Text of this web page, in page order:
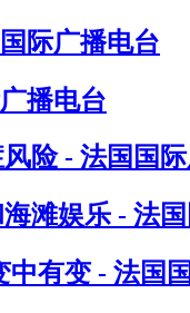
际广播电台
播电台
险 - 法国国
滩娱乐 - 法
有变 - 法国